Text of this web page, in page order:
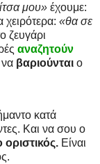
μου» έχουμε:
χειρότερα: «θα σε
ζευγάρι
αναζητούν
να βαριούνται ο
κατά
Και να σου ο
οριστικός. Είναι